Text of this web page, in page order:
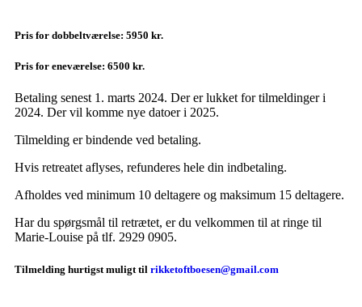
Pris for dobbeltværelse: 5950 kr.
Pris for eneværelse: 6500 kr.
Betaling senest 1. marts 2024. Der er lukket for tilmeldinger i
2024. Der vil komme nye datoer i 2025.
Tilmelding er bindende ved betaling.
Hvis retreatet aflyses, refunderes hele din indbetaling.
Afholdes ved minimum 10 deltagere og maksimum 15 deltagere.
Har du spørgsmål til retrætet, er du velkommen til at ringe til
Marie-Louise på tlf. 2929 0905.
Tilmelding hurtigst muligt til rikketoftboesen@gmail.com